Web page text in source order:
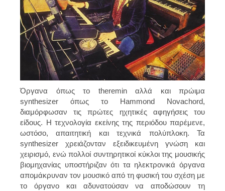
Όργανα όπως το theremin αλλά και πρώιμα
synthesizer όπως το Hammond Novachord,
διαμόρφωσαν τις πρώτες ηχητικές αφηγήσεις του
είδους. Η τεχνολογία εκείνης της περιόδου παρέμενε,
ωστόσο, απαιτητική και τεχνικά πολύπλοκη. Τα
synthesizer χρειάζονταν εξειδικευμένη γνώση και
χειρισμό, ενώ πολλοί συντηρητικοί κύκλοι της μουσικής
βιομηχανίας υποστήριζαν ότι τα ηλεκτρονικά όργανα
απομάκρυναν τον μουσικό από τη φυσική του σχέση με
το όργανο και αδυνατούσαν να αποδώσουν τη